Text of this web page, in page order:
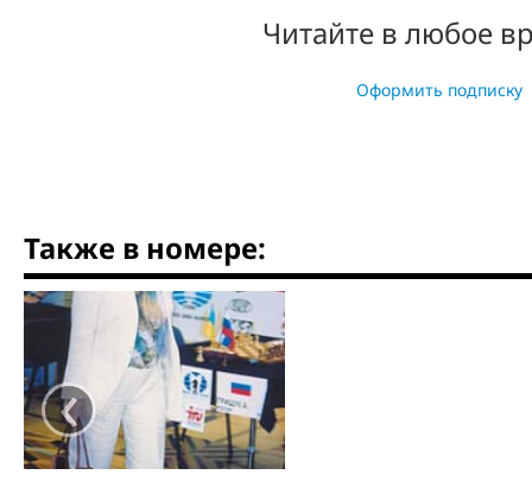
Читайте в любое
Оформить подписку
Также в номере:
‹